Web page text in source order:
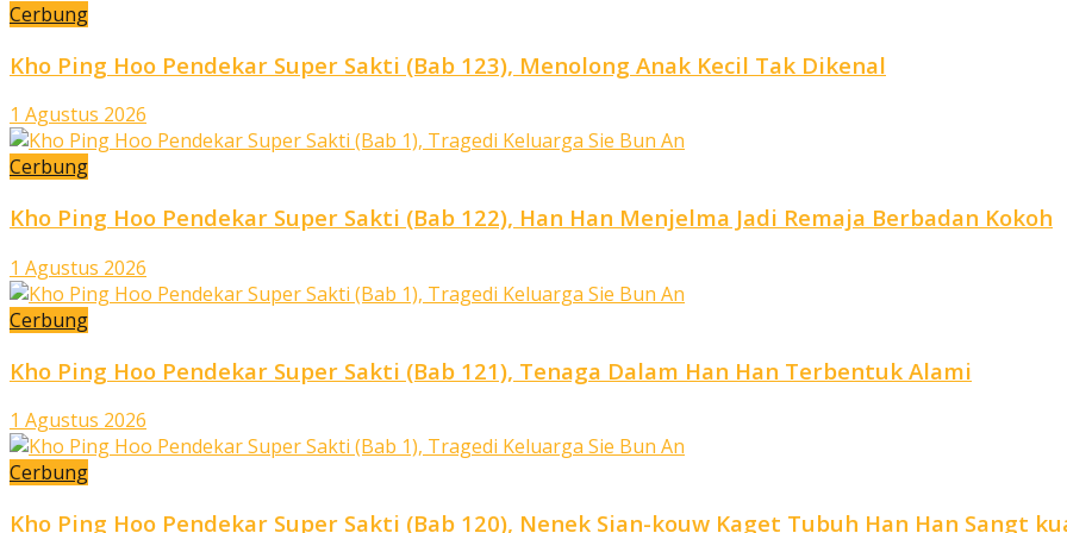
Cerbung
Kho Ping Hoo Pendekar Super Sakti (Bab 123), Menolong Anak Kecil Tak Dikenal
1 Agustus 2026
Cerbung
Kho Ping Hoo Pendekar Super Sakti (Bab 122), Han Han Menjelma Jadi Remaja Berbadan Kokoh
1 Agustus 2026
Cerbung
Kho Ping Hoo Pendekar Super Sakti (Bab 121), Tenaga Dalam Han Han Terbentuk Alami
1 Agustus 2026
Cerbung
Kho Ping Hoo Pendekar Super Sakti (Bab 120), Nenek Sian-kouw Kaget Tubuh Han Han Sangt